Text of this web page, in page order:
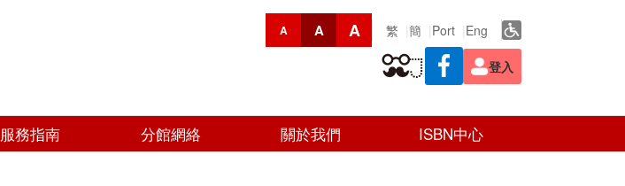
A A A 繁 簡 Port Eng
登入
服務指南 分館網絡 關於我們 ISBN中心